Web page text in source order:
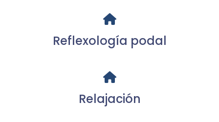
Reflexología podal
Relajación